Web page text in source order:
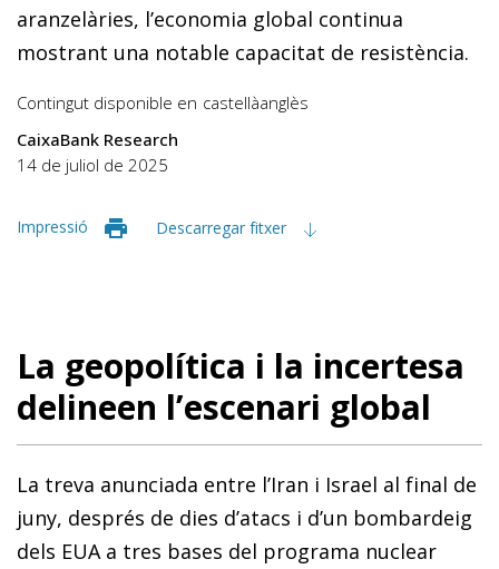
aranzelàries, l’economia global continua
mostrant una notable capacitat de resistència.
Contingut disponible en castellàanglès
CaixaBank Research
14 de juliol de 2025
Impressió Descarregar fitxer
La geopolítica i la incertesa
delineen l’escenari global
La treva anunciada entre l’Iran i Israel al final de
juny, després de dies d’atacs i d’un bombardeig
dels EUA a tres bases del programa nuclear